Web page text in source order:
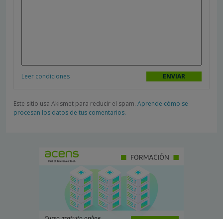
Leer condiciones
Este sitio usa Akismet para reducir el spam. Aprende cómo se
procesan los datos de tus comentarios.